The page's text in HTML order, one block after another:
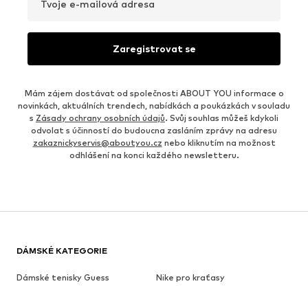
Tvoje e-mailová adresa
Zaregistrovat se
Mám zájem dostávat od společnosti ABOUT YOU informace o
novinkách, aktuálních trendech, nabídkách a poukázkách v souladu
s Zásady ochrany osobních údajů. Svůj souhlas můžeš kdykoli
odvolat s účinností do budoucna zasláním zprávy na adresu
zakaznickyservis@aboutyou.cz nebo kliknutím na možnost
odhlášení na konci každého newsletteru.
DÁMSKÉ KATEGORIE
Dámské tenisky Guess
Nike pro kraťasy